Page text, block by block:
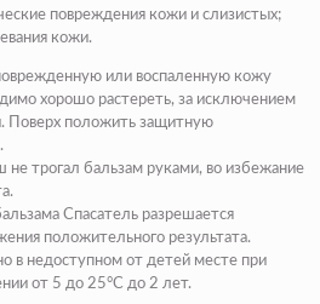
повреждения кожи и слизистых;
кожи.
или воспаленную кожу
хорошо растереть, за исключением
Поверх положить защитную
трогал бальзам руками, во избежание
Спасатель разрешается
положительного результата.
в недоступном от детей месте при
от 5 до 25°С до 2 лет.